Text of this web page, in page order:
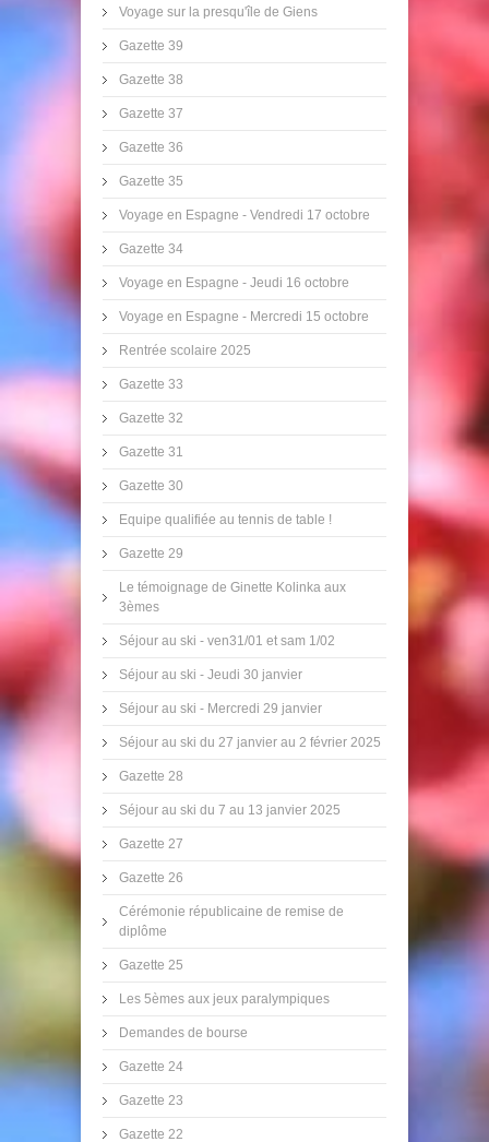
Voyage sur la presqu'île de Giens
Gazette 39
Gazette 38
Gazette 37
Gazette 36
Gazette 35
Voyage en Espagne - Vendredi 17 octobre
Gazette 34
Voyage en Espagne - Jeudi 16 octobre
Voyage en Espagne - Mercredi 15 octobre
Rentrée scolaire 2025
Gazette 33
Gazette 32
Gazette 31
Gazette 30
Equipe qualifiée au tennis de table !
Gazette 29
Le témoignage de Ginette Kolinka aux
3èmes
Séjour au ski - ven31/01 et sam 1/02
Séjour au ski - Jeudi 30 janvier
Séjour au ski - Mercredi 29 janvier
Séjour au ski du 27 janvier au 2 février 2025
Gazette 28
Séjour au ski du 7 au 13 janvier 2025
Gazette 27
Gazette 26
Cérémonie républicaine de remise de
diplôme
Gazette 25
Les 5èmes aux jeux paralympiques
Demandes de bourse
Gazette 24
Gazette 23
Gazette 22